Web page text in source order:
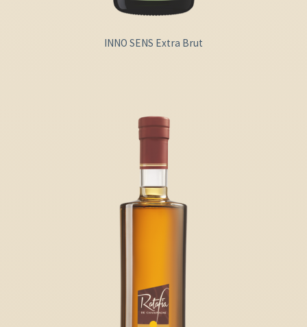
INNO SENS Extra Brut